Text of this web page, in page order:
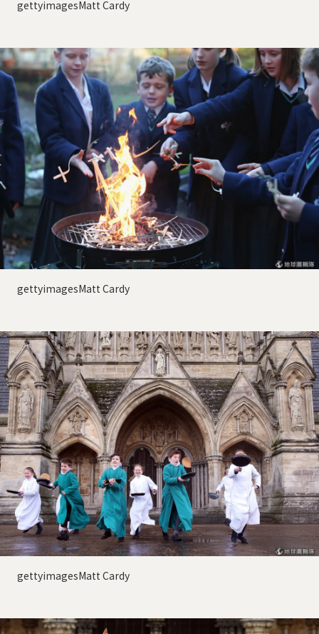
gettyimagesMatt Cardy
gettyimagesMatt Cardy
gettyimagesMatt Cardy